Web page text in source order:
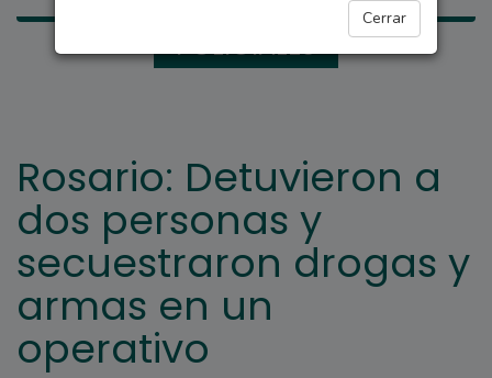
Cerrar
POLICIALES
Rosario: Detuvieron a
dos personas y
secuestraron drogas y
armas en un
operativo